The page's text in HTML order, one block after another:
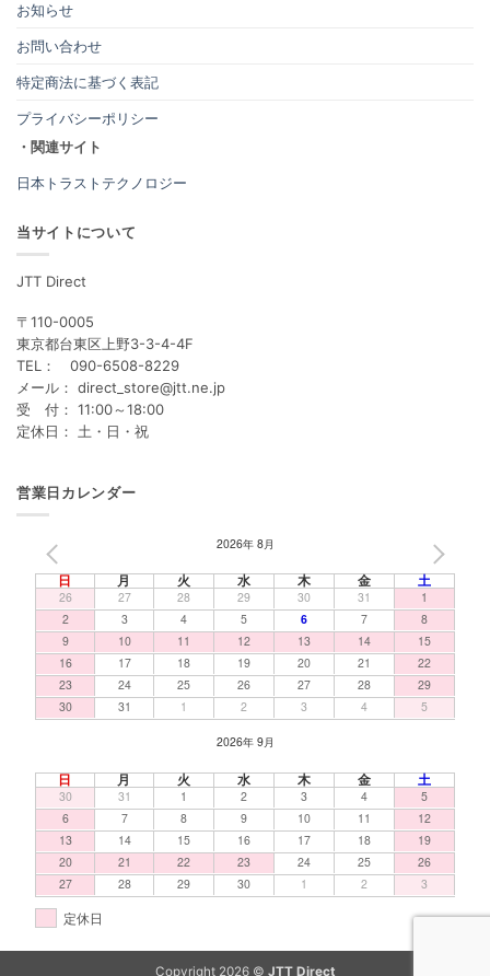
お知らせ
お問い合わせ
特定商法に基づく表記
プライバシーポリシー
・関連サイト
日本トラストテクノロジー
当サイトについて
JTT Direct
〒110-0005
東京都台東区上野3-3-4-4F
TEL： 090-6508-8229
メール： direct_store@jtt.ne.jp
受 付： 11:00～18:00
定休日： 土・日・祝
営業日カレンダー
2026年 8月
日 月 火 水 木 金 土
26 27 28 29 30 31
1
2
3 4 5 6 7
8
9
10 11 12 13 14
15
16
17 18 19 20 21
22
23
24 25 26 27 28
29
30
31 1 2 3 4 5
2026年 9月
日 月 火 水 木 金 土
30 31 1 2 3 4
5
6
7 8 9 10 11
12
13
14 15 16 17 18
19
20
21 22 23 24 25
26
27
28 29 30 1 2 3
定休日
Copyright 2026 © JTT Direct